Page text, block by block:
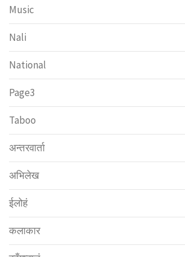
Music
Nali
National
Page3
Taboo
अन्तरवार्ता
अभिलेख
ईलोहं
कलाकार